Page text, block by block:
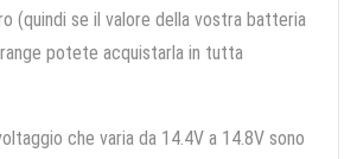
(quindi se il valore della vostra batteria
potete acquistarla in tutta
che varia da 14.4V a 14.8V sono